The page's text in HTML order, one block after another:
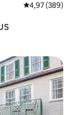
4,97 av 5 i
4,97 (389)